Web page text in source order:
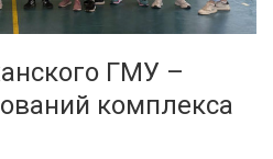
ГМУ –
комплекса